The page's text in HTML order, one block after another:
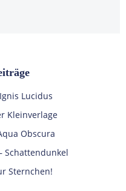
Lucidus
Kleinverlage
Obscura
Schattendunkel
Sternchen!